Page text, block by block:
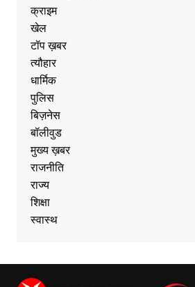
क्राइम
खेल
टॉप ख़बर
त्यौहार
धार्मिक
पुलिस
बिज़नेस
बॉलीवुड
मुख्य ख़बर
राजनीति
राज्य
शिक्षा
स्वास्थ